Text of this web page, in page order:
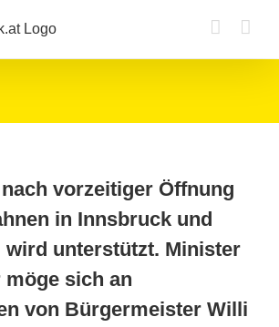
vorzeitiger Öffnung
in Innsbruck und
wird unterstützt. Minister
sich an
von Bürgermeister Willi